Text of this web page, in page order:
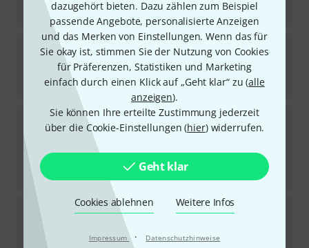
dazugehört bieten. Dazu zählen zum Beispiel
passende Angebote, personalisierte Anzeigen
und das Merken von Einstellungen. Wenn das für
Sie okay ist, stimmen Sie der Nutzung von Cookies
für Präferenzen, Statistiken und Marketing
einfach durch einen Klick auf „Geht klar“ zu (alle
anzeigen).
Sie können Ihre erteilte Zustimmung jederzeit
über die Cookie-Einstellungen (hier) widerrufen.
Geht klar
Cookies ablehnen Weitere Infos
Impressum · Datenschutzhinweise
229 €
Meinl22” Classic Cymbal Bag Black
Sofort lieferbar
84€
Hardcase22" Cymbal Case White
3
Sofort lieferbar
229€
UVP: 269 €
Hardcase22" Cymbal Case Yellow
Sofort lieferbar